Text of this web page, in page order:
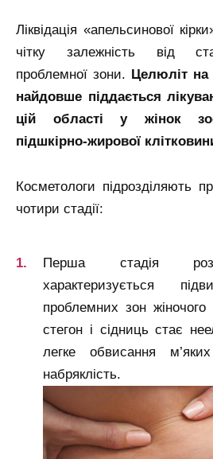
Ліквідація «апельсинової
чітку залежність від
проблемної зони. Целюліт на
найдовше піддається
цій області у жінок
підшкірно-жирової
Косметологи підрозділяють
чотири стадії:
Перша стадія
характеризується
проблемних зон
стегон і сідниць стає
легке обвисання
набряклість.